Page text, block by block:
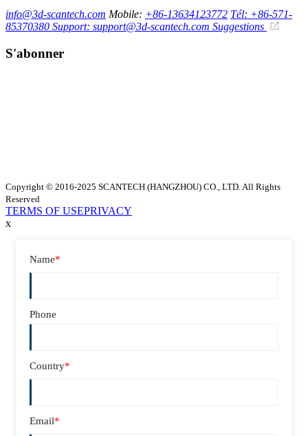
info@3d-scantech.com Mobile: +86-13634123772 Tél: +86-571-
85370380 Support: support@3d-scantech.com Suggestions
S'abonner
Copyright © 2016-2025 SCANTECH (HANGZHOU) CO., LTD. All Rights
Reserved
TERMS OF USEPRIVACY
x
Name*
Phone
Country*
Email*